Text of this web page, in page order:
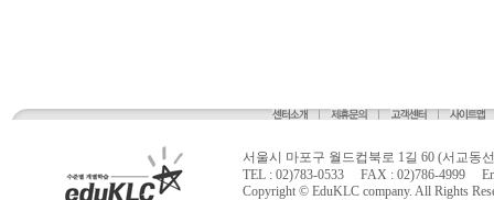
서울시 마포구 월드컵북로 1길 60 (서교동
TEL : 02)783-0533 FAX : 02)786-4999
Copyright © EduKLC company. All Rights